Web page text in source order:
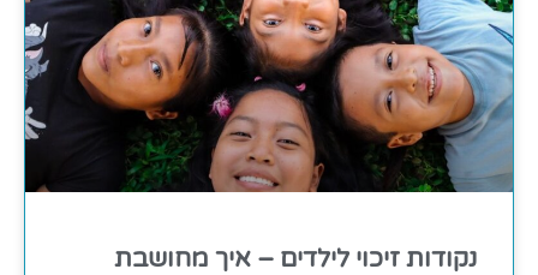
נקודות זיכוי לילדים – איך מחושבת